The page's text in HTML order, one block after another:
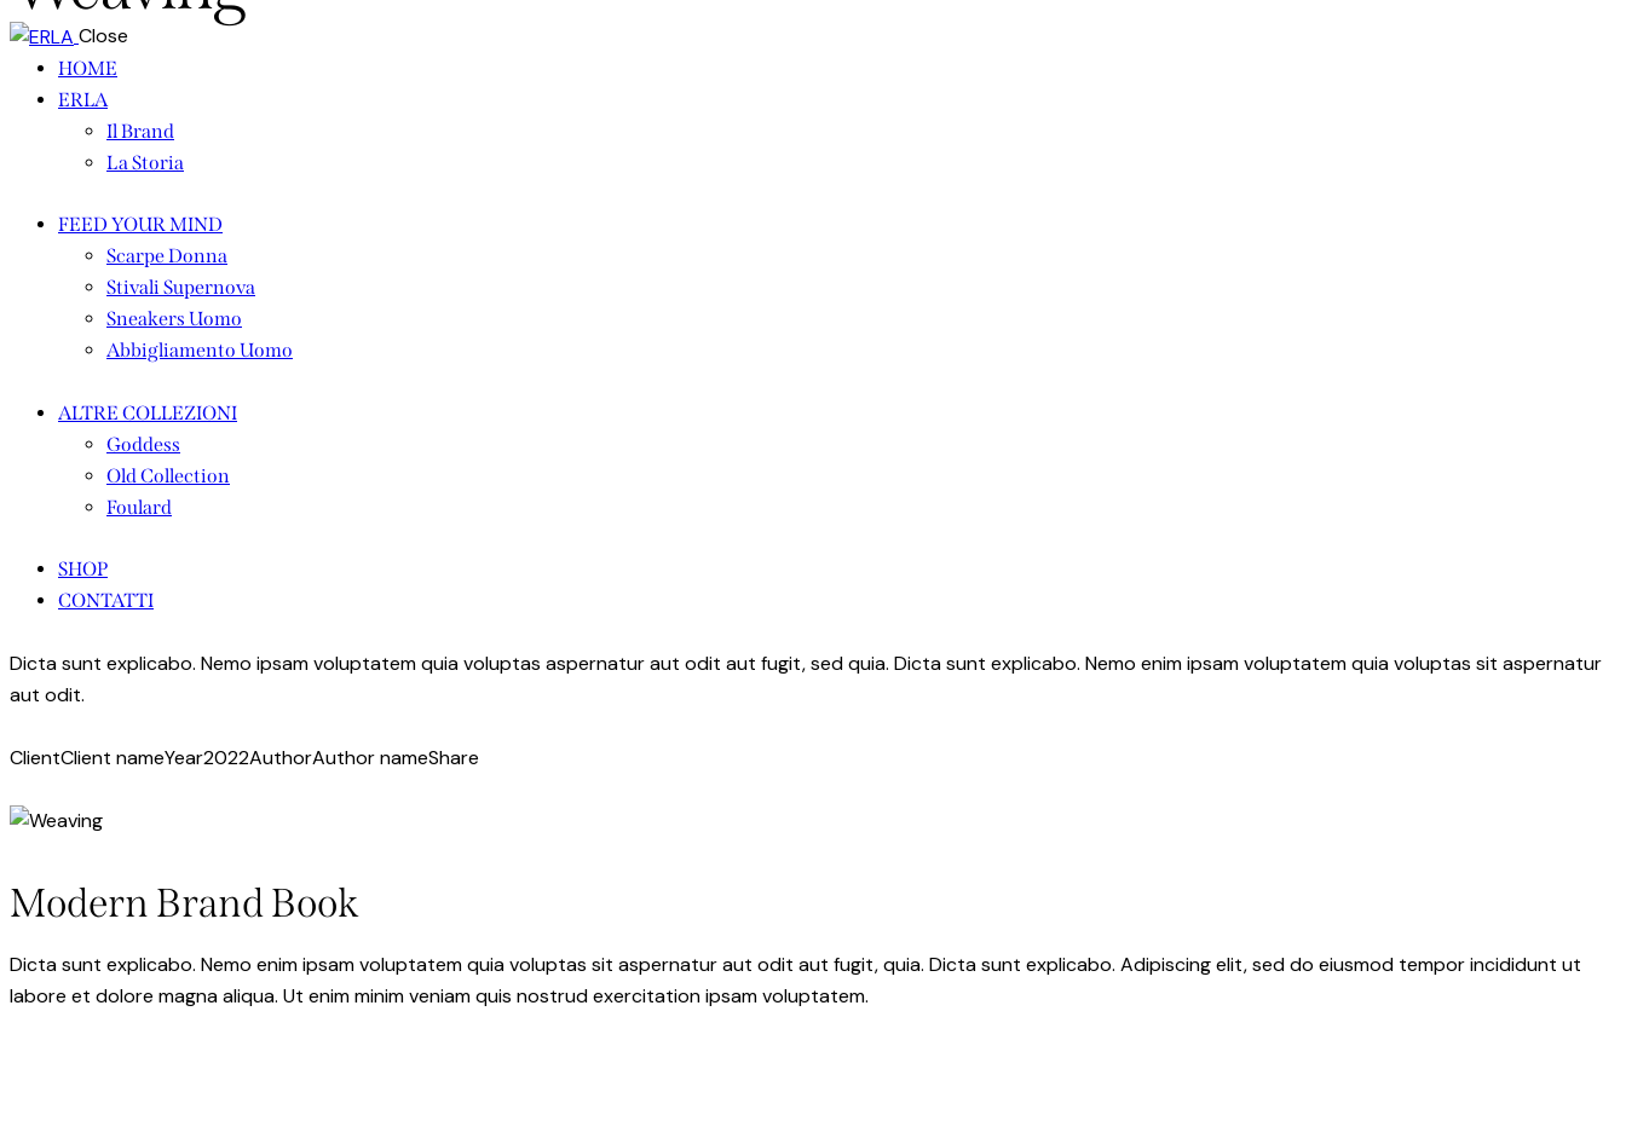
Close
HOME
ERLA
Il Brand
La Storia
FEED YOUR MIND
Scarpe Donna
Stivali Supernova
Sneakers Uomo
Abbigliamento Uomo
ALTRE COLLEZIONI
Goddess
Old Collection
Foulard
SHOP
CONTATTI
Dicta sunt explicabo. Nemo ipsam voluptatem quia voluptas aspernatur aut odit aut fugit, sed quia. Dicta sunt explicabo. Nemo enim ipsam voluptatem quia voluptas sit aspernatur
aut odit.
ClientClient nameYear2022AuthorAuthor nameShare
Modern Brand Book
Dicta sunt explicabo. Nemo enim ipsam voluptatem quia voluptas sit aspernatur aut odit aut fugit, quia. Dicta sunt explicabo. Adipiscing elit, sed do eiusmod tempor incididunt ut
labore et dolore magna aliqua. Ut enim minim veniam quis nostrud exercitation ipsam voluptatem.